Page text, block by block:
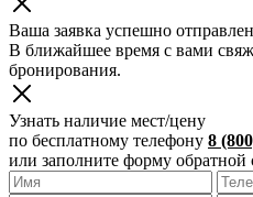
Ваша заявка успешно
В ближайшее время с вами
бронирования.
Узнать наличие мест/цену
по бесплатному телефону 8
или заполните форму обратной